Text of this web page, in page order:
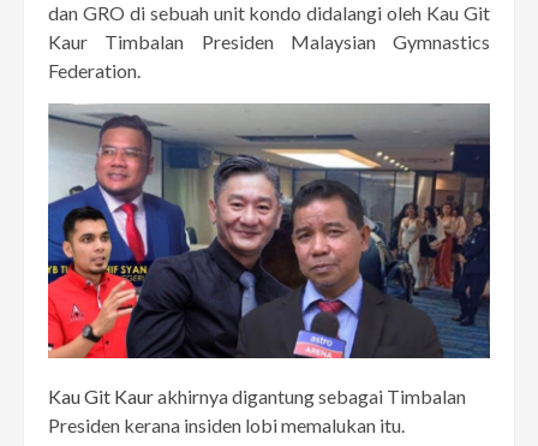
dan GRO di sebuah unit kondo didalangi oleh Kau Git
Kaur Timbalan Presiden Malaysian Gymnastics
Federation.
Kau Git Kaurakhirnya digantung sebagai Timbalan
Presiden kerana insiden lobi memalukan itu.